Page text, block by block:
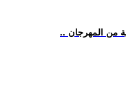
من المهرجان